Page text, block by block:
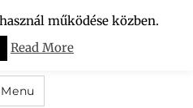
és HAGYOMÁNYŐRZŐ
Menu
működése közben.
Read More